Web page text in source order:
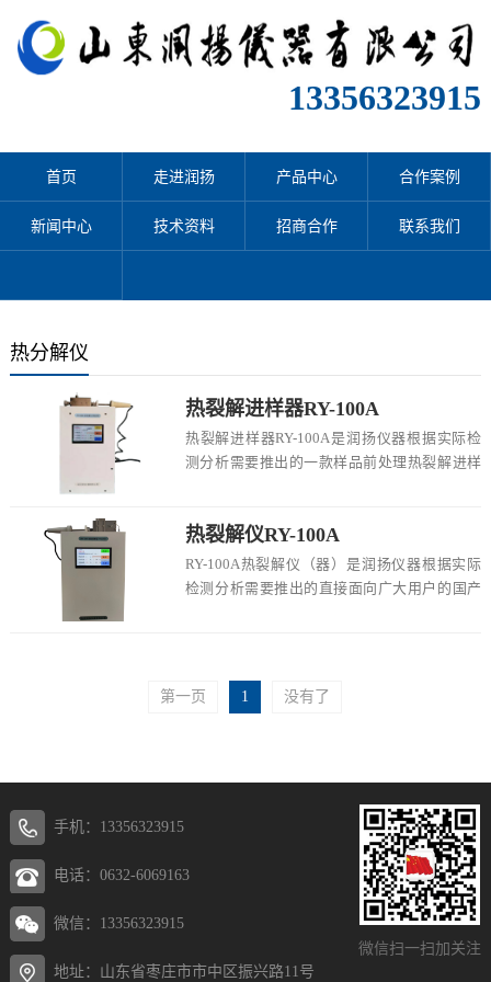
13356323915
首页 走进润扬 产品中心 合作案例
新闻中心 技术资料 招商合作 联系我们
热分解仪
热裂解进样器RY-100A
热裂解进样器RY-100A是润扬仪器根据实际检
测分析需要推出的一款样品前处理热裂解进样
热裂解仪RY-100A
RY-100A热裂解仪（器）是润扬仪器根据实际
检测分析需要推出的直接面向广大用户的国产
第一页 1 没有了
微信扫一扫加关注
手机：13356323915
电话：0632-6069163
微信：13356323915
地址：山东省枣庄市市中区振兴路11号